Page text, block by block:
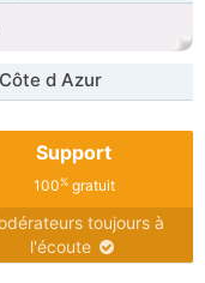
d Azur
Support
100%gratuit
toujours à
l'écoute